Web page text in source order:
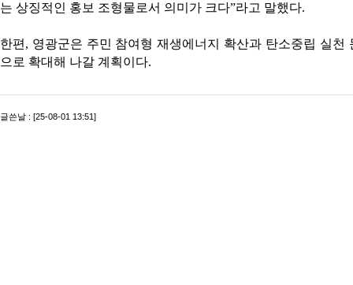
는 상징적인 홍보 조형물로서 의미가 크다”라고 말했다.
한편, 영광군은 주민 참여형 재생에너지 확산과 탄소중립 실
으로 확대해 나갈 계획이다.
글쓴날 : [25-08-01 13:51]